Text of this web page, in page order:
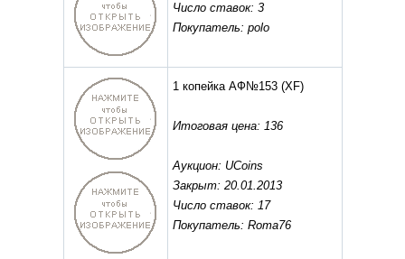
Число ставок: 3
Покупатель: polo
1 копейка АФ№153(XF)
Итоговая цена: 136
Аукцион: UCoins
Закрыт: 20.01.2013
Число ставок: 17
Покупатель: Roma76